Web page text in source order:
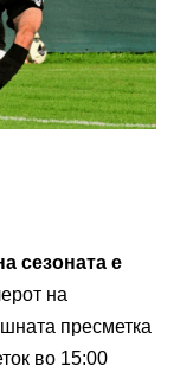
сезоната е
на
пресметка
во 15:00